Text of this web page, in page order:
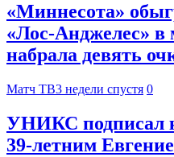
«Миннесота»
«Лос‑Анджелес»
набрала девять
Матч ТВ3 недели спустя 0
УНИКС подписал
39‑летним